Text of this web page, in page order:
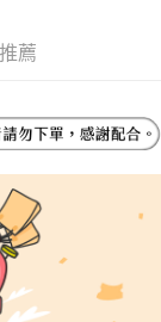
業銀行
銀行
須另外申請。
轉到大哥付的交易
，確認付款後即完
頁面所載為準。
。 讓您購物簡單
薦